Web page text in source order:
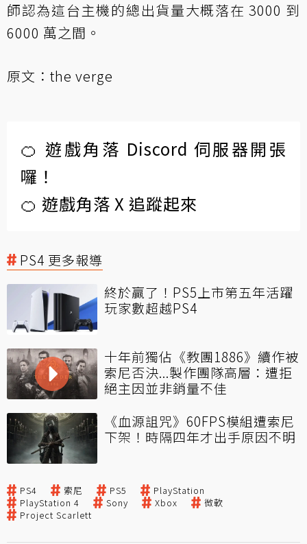
師認為這台主機的總出貨量大概落在 3000 到
6000 萬之間。
原文： the verge
🍊 遊戲角落 Discord 伺服器開張
囉！
🍊 遊戲角落 X 追蹤起來
PS4 更多報導
終於贏了！PS5上市第五年活躍
玩家數超越PS4
十年前獨佔《教團1886》續作被
索尼否決...製作團隊高層：遭拒
絕主因並非銷量不佳
《血源詛咒》60FPS模組遭索尼
下架！時隔四年才出手原因不明
PS4 索尼 PS5
PlayStation
PlayStation 4
Sony Xbox
微軟
Project Scarlett